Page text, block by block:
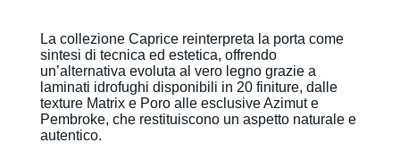
La collezione Caprice reinterpreta la porta come
sintesi di tecnica ed estetica, offrendo
un’alternativa evoluta al vero legno grazie a
laminati idrofughi disponibili in 20 finiture, dalle
texture Matrix e Poro alle esclusive Azimut e
Pembroke, che restituiscono un aspetto naturale e
autentico.